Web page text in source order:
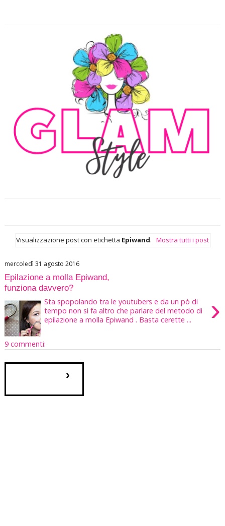
Visualizzazione post con etichetta Epiwand. Mostra tutti i post
mercoledì 31 agosto 2016
Epilazione a molla Epiwand,
funziona davvero?
›
Sta spopolando tra le youtubers e da un pò di
tempo non si fa altro che parlare del metodo di
epilazione a molla Epiwand . Basta cerette ...
9 commenti:
›